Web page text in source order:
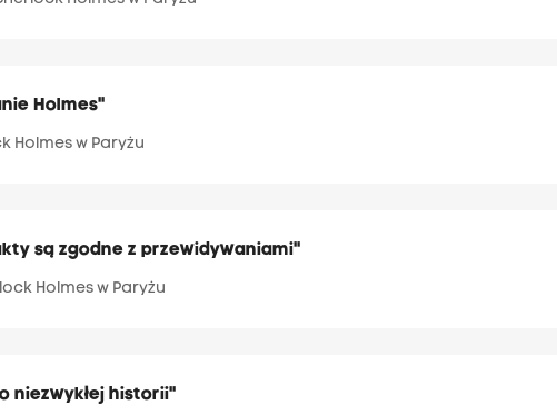
Holmes"
Holmes w Paryżu
są zgodne z przewidywaniami"
Holmes w Paryżu
niezwykłej historii"